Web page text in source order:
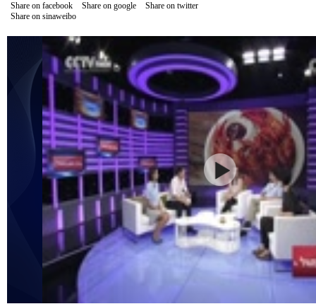
Share on facebook Share on google
Share on twitter
Share on sinaweibo